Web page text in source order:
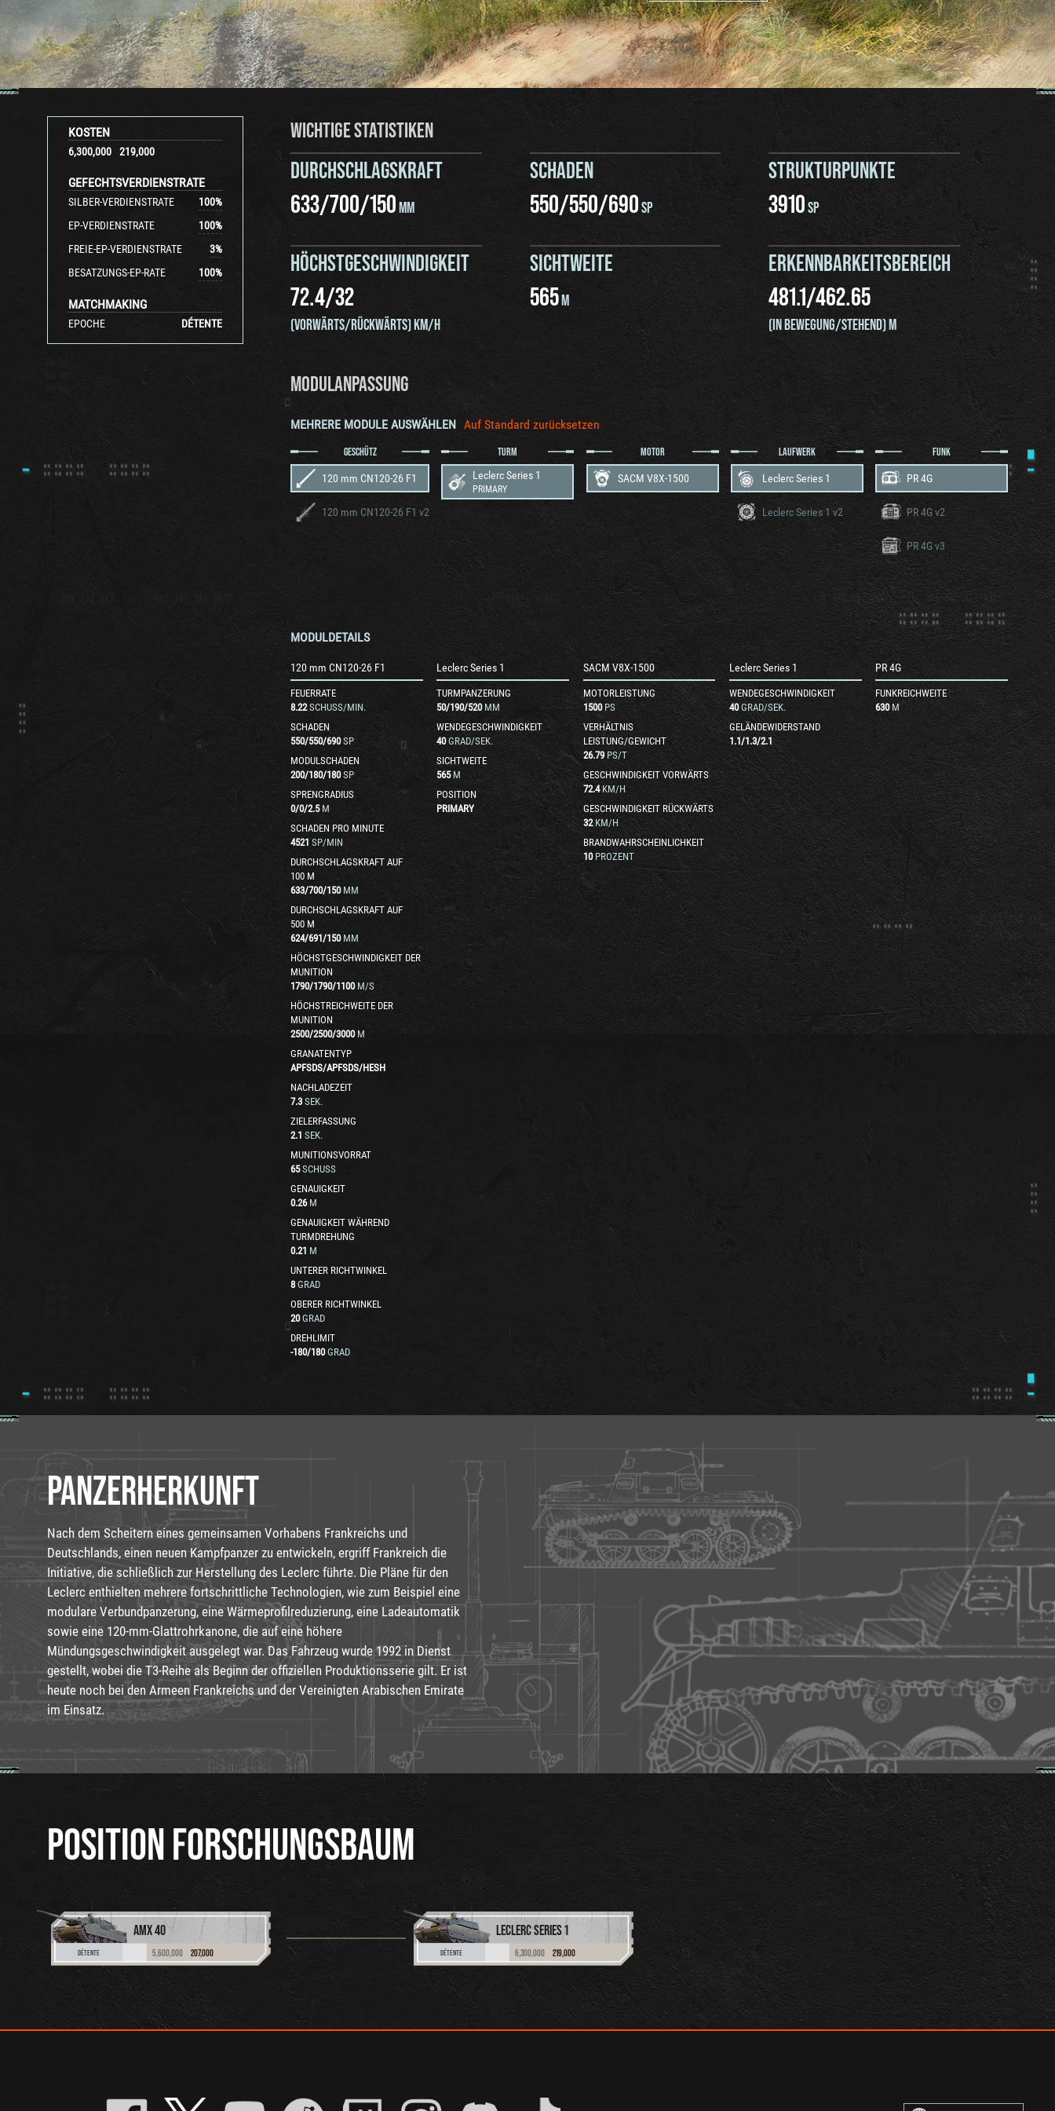
KOSTEN
6,300,000 219,000
GEFECHTSVERDIENSTRATE
SILBER-VERDIENSTRATE 100%
EP-VERDIENSTRATE
100%
FREIE-EP-VERDIENSTRATE
3%
BESATZUNGS-EP-RATE
100%
MATCHMAKING
EPOCHE DÉTENTE
WICHTIGE STATISTIKEN
DURCHSCHLAGSKRAFT
633/700/150MM
SCHADEN
550/550/690SP
STRUKTURPUNKTE
3910SP
HÖCHSTGESCHWINDIGKEIT
72.4/32
(VORWÄRTS/RÜCKWÄRTS) KM/H
SICHTWEITE
565M
ERKENNBARKEITSBEREICH
481.1/462.65
(IN BEWEGUNG/STEHEND) M
MODULANPASSUNG
MEHRERE MODULE AUSWÄHLEN Auf Standard zurücksetzen
GESCHÜTZ
120 mm CN120-26 F1
120 mm CN120-26 F1 v2
TURM
Leclerc Series 1
PRIMARY
MOTOR
SACM V8X-1500
LAUFWERK
Leclerc Series 1
Leclerc Series 1 v2
FUNK
PR 4G
PR 4G v2
PR 4G v3
MODULDETAILS
120 mm CN120-26 F1
FEUERRATE
8.22 SCHUSS/MIN.
SCHADEN
550/550/690 SP
MODULSCHADEN
200/180/180 SP
SPRENGRADIUS
0/0/2.5 M
SCHADEN PRO MINUTE
4521 SP/MIN
DURCHSCHLAGSKRAFT AUF
100 M
633/700/150 MM
DURCHSCHLAGSKRAFT AUF
500 M
624/691/150 MM
HÖCHSTGESCHWINDIGKEIT DER
MUNITION
1790/1790/1100 M/S
HÖCHSTREICHWEITE DER
MUNITION
2500/2500/3000 M
GRANATENTYP
APFSDS/APFSDS/HESH
NACHLADEZEIT
7.3 SEK.
ZIELERFASSUNG
2.1 SEK.
MUNITIONSVORRAT
65 SCHUSS
GENAUIGKEIT
0.26 M
GENAUIGKEIT WÄHREND
TURMDREHUNG
0.21 M
UNTERER RICHTWINKEL
8 GRAD
OBERER RICHTWINKEL
20 GRAD
DREHLIMIT
-180/180 GRAD
Leclerc Series 1
TURMPANZERUNG
50/190/520 MM
WENDEGESCHWINDIGKEIT
40 GRAD/SEK.
SICHTWEITE
565 M
POSITION
PRIMARY
SACM V8X-1500
MOTORLEISTUNG
1500 PS
VERHÄLTNIS
LEISTUNG/GEWICHT
26.79 PS/T
GESCHWINDIGKEIT VORWÄRTS
72.4 KM/H
GESCHWINDIGKEIT RÜCKWÄRTS
32 KM/H
BRANDWAHRSCHEINLICHKEIT
10 PROZENT
Leclerc Series 1
WENDEGESCHWINDIGKEIT
40 GRAD/SEK.
GELÄNDEWIDERSTAND
1.1/1.3/2.1
PR 4G
FUNKREICHWEITE
630 M
PANZERHERKUNFT
Nach dem Scheitern eines gemeinsamen Vorhabens Frankreichs und
Deutschlands, einen neuen Kampfpanzer zu entwickeln, ergriff Frankreich die
Initiative, die schließlich zur Herstellung des Leclerc führte. Die Pläne für den
Leclerc enthielten mehrere fortschrittliche Technologien, wie zum Beispiel eine
modulare Verbundpanzerung, eine Wärmeprofilreduzierung, eine Ladeautomatik
sowie eine 120-mm-Glattrohrkanone, die auf eine höhere
Mündungsgeschwindigkeit ausgelegt war. Das Fahrzeug wurde 1992 in Dienst
gestellt, wobei die T3-Reihe als Beginn der offiziellen Produktionsserie gilt. Er ist
heute noch bei den Armeen Frankreichs und der Vereinigten Arabischen Emirate
im Einsatz.
POSITION FORSCHUNGSBAUM
AMX 40
DÉTENTE 5,600,000 207,000
LECLERC SERIES 1
DÉTENTE 6,300,000 219,000